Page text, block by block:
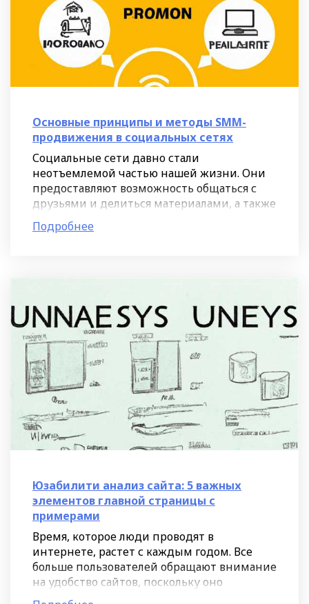
Основные принципы и методы SMM-
продвижения в социальных сетях
Социальные сети давно стали
неотъемлемой частью нашей жизни. Они
предоставляют возможность общаться с
друзьями и делиться материалами, а также
являются площадкой для коммуникации и
рекламы для многих компаний.
Подробнее
Юзабилити анализ сайта: 5 важных
элементов главной страницы с
примерами
Время, которое люди проводят в
интернете, растет с каждым годом. Все
больше пользователей обращают внимание
на удобство сайтов, поскольку оно
напрямую влияет на их удовлетворенность